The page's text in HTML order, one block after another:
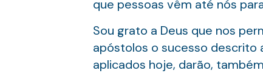
que pessoas vêm até nós
Sou grato a Deus que nos
apóstolos o sucesso descrito
aplicados hoje, darão,